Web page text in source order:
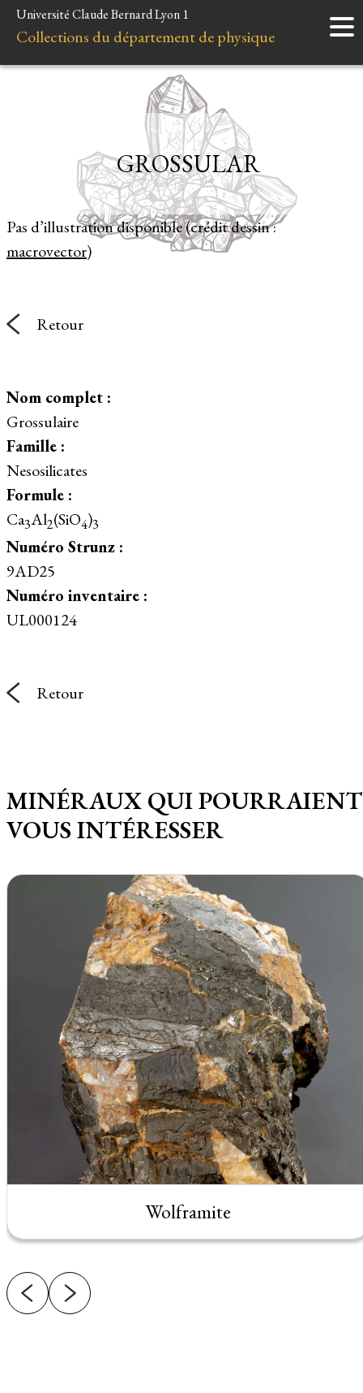
Accueil
Instruments
Liens et ressources
Université Claude Bernard Lyon 1
Collections du département de physique
Pas d’illustration disponible (crédit dessin :
macrovector)
GROSSULAR
Retour
Nom complet :
Grossulaire
Famille :
Nesosilicates
Formule :
Ca3Al2(SiO4)3
Numéro Strunz :
9AD25
Numéro inventaire :
UL000124
Retour
MINÉRAUX QUI POURRAIENT
VOUS INTÉRESSER
Wolframite